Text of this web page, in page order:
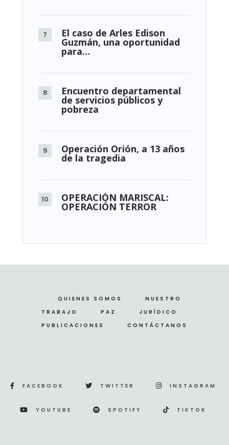
El caso de Arles Edison
Guzmán, una oportunidad
para…
Encuentro departamental
de servicios públicos y
pobreza
Operación Orión, a 13 años
de la tragedia
OPERACIÓN MARISCAL:
OPERACIÓN TERROR
QUIENES SOMOS
NUESTRO
TRABAJO
PAZ
JURÍDICO
PUBLICACIONES
CONTÁCTANOS
FACEBOOK TWITTER INSTAGRAM
YOUTUBE SPOTIFY TIKTOK